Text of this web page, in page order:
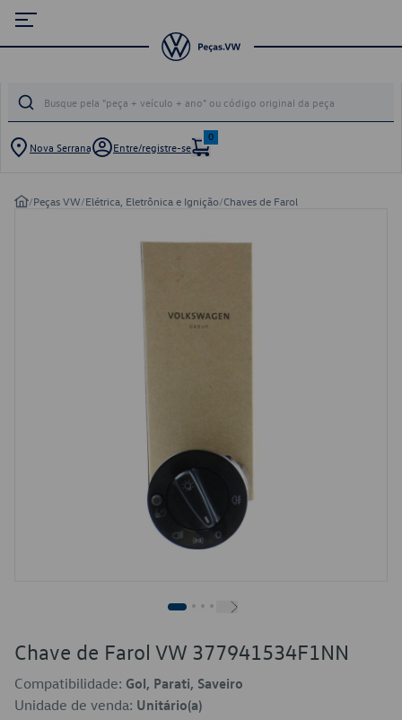
Nova Serrana Entre/registre-se
0
/Peças VW/Elétrica, Eletrônica e Ignição/Chaves de Farol
Chave de Farol VW 377941534F1NN
Compatibilidade: Gol, Parati, Saveiro
Unidade de venda: Unitário(a)